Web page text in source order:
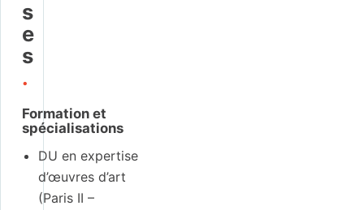
s
e
s
.
Formation et
spécialisations
DU en expertise
d’œuvres d’art
(Paris II –